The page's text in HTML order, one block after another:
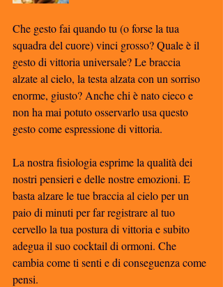
Che gesto fai quando tu (o forse la tua
squadra del cuore) vinci grosso? Quale è il
gesto di vittoria universale? Le braccia
alzate al cielo, la testa alzata con un sorriso
enorme, giusto? Anche chi è nato cieco e
non ha mai potuto osservarlo usa questo
gesto come espressione di vittoria.
La nostra fisiologia esprime la qualità dei
nostri pensieri e delle nostre emozioni. E
basta alzare le tue braccia al cielo per un
paio di minuti per far registrare al tuo
cervello la tua postura di vittoria e subito
adegua il suo cocktail di ormoni. Che
cambia come ti senti e di conseguenza come
pensi.